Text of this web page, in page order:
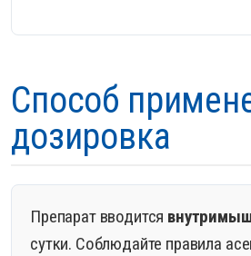
Способ
дозировка
Препарат вводится
сутки. Соблюдайте правила